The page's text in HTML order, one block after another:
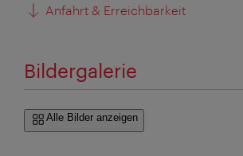
Anfahrt & Erreichbarkeit
Bildergalerie
Alle Bilder anzeigen